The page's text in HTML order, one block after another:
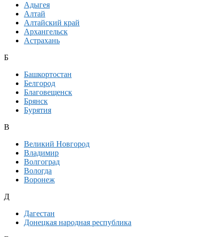
Адыгея
Алтай
Алтайский край
Архангельск
Астрахань
Б
Башкортостан
Белгород
Благовещенск
Брянск
Бурятия
В
Великий Новгород
Владимир
Волгоград
Вологда
Воронеж
Д
Дагестан
Донецкая народная республика